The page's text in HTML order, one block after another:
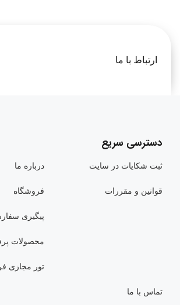
ارتباط با ما
دسترسی سریع
ثبت شکایات در سایت درباره ما
قوانین و مقررات فروشگاه
پیگیری
محصولات
تور مجازی
تماس با ما